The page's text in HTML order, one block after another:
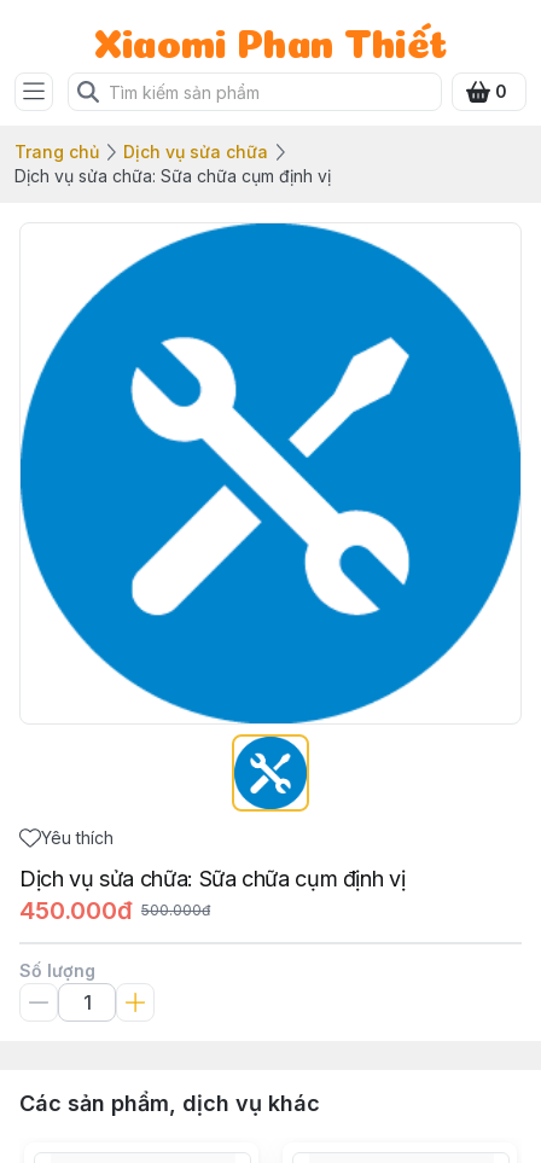
Xiaomi Phan Thiết
0
Trang chủ
Dịch vụ sửa chữa
Dịch vụ sửa chữa: Sữa chữa cụm định vị
Yêu thích
Dịch vụ sửa chữa: Sữa chữa cụm định vị
450.000đ 500.000đ
Số lượng
Các sản phẩm, dịch vụ khác